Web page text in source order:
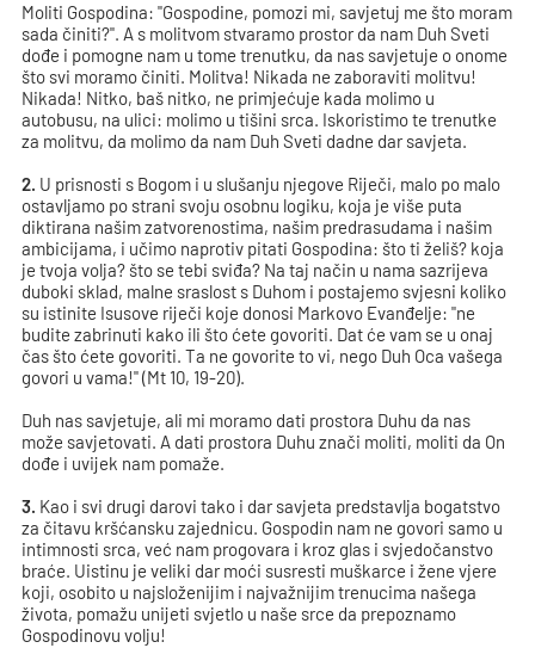
Moliti Gospodina: "Gospodine, pomozi mi, savjetuj me što moram
sada činiti?". A s molitvom stvaramo prostor da nam Duh Sveti
dođe i pomogne nam u tome trenutku, da nas savjetuje o onome
što svi moramo činiti. Molitva! Nikada ne zaboraviti molitvu!
Nikada! Nitko, baš nitko, ne primjećuje kada molimo u
autobusu, na ulici: molimo u tišini srca. Iskoristimo te trenutke
za molitvu, da molimo da nam Duh Sveti dadne dar savjeta.
2. U prisnosti s Bogom i u slušanju njegove Riječi, malo po malo
ostavljamo po strani svoju osobnu logiku, koja je više puta
diktirana našim zatvorenostima, našim predrasudama i našim
ambicijama, i učimo naprotiv pitati Gospodina: što ti želiš? koja
je tvoja volja? što se tebi sviđa? Na taj način u nama sazrijeva
duboki sklad, malne sraslost s Duhom i postajemo svjesni koliko
su istinite Isusove riječi koje donosi Markovo Evanđelje: "ne
budite zabrinuti kako ili što ćete govoriti. Dat će vam se u onaj
čas što ćete govoriti. Ta ne govorite to vi, nego Duh Oca vašega
govori u vama!" (Mt 10, 19-20).
Duh nas savjetuje, ali mi moramo dati prostora Duhu da nas
može savjetovati. A dati prostora Duhu znači moliti, moliti da On
dođe i uvijek nam pomaže.
3. Kao i svi drugi darovi tako i dar savjeta predstavlja bogatstvo
za čitavu kršćansku zajednicu. Gospodin nam ne govori samo u
intimnosti srca, već nam progovara i kroz glas i svjedočanstvo
braće. Uistinu je veliki dar moći susresti muškarce i žene vjere
koji, osobito u najsloženijim i najvažnijim trenucima našega
života, pomažu unijeti svjetlo u naše srce da prepoznamo
Gospodinovu volju!